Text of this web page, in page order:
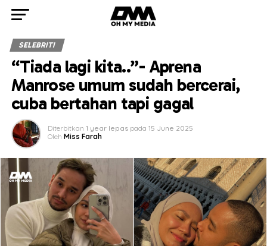
SELEBRITI
“Tiada lagi kita..”- Aprena
Manrose umum sudah bercerai,
cuba bertahan tapi gagal
Diterbitkan 1 year lepas pada 15 June 2025
Oleh Miss Farah